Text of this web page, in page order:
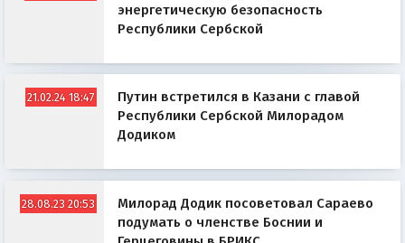
энергетическую безопасность
Республики Сербской
21.02.24 18:47
Путин встретился в Казани с главой
Республики Сербской Милорадом
Додиком
28.08.23 20:53
Милорад Додик посоветовал Сараево
подумать о членстве Боснии и